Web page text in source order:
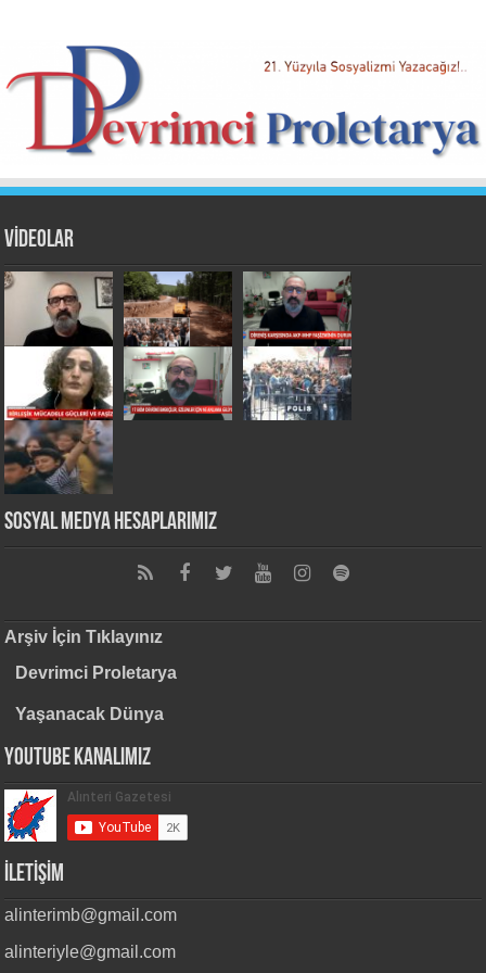
VİDEOLAR
Sosyal Medya Hesaplarımız
Arşiv İçin Tıklayınız
Devrimci Proletarya
Yaşanacak Dünya
Youtube Kanalımız
İLETİŞİM
alinterimb@gmail.com
alinteriyle@gmail.com